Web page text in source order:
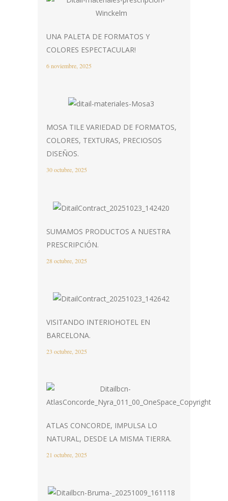
UNA PALETA DE FORMATOS Y
COLORES ESPECTACULAR!
6 noviembre, 2025
MOSA TILE VARIEDAD DE FORMATOS,
COLORES, TEXTURAS, PRECIOSOS
DISEÑOS.
30 octubre, 2025
SUMAMOS PRODUCTOS A NUESTRA
PRESCRIPCIÓN.
28 octubre, 2025
VISITANDO INTERIOHOTEL EN
BARCELONA.
23 octubre, 2025
ATLAS CONCORDE, IMPULSA LO
NATURAL, DESDE LA MISMA TIERRA.
21 octubre, 2025